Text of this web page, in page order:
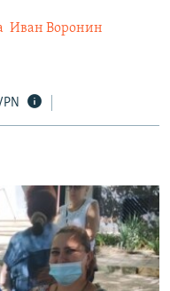
Иван Воронин